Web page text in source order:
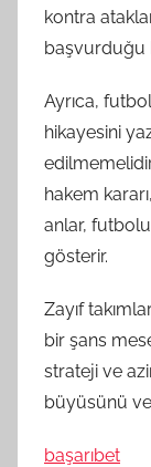
kontra
başvurduğu
Ayrıca,
hikayesini
hakem
anlar,
gösterir.
Zayıf
bir şans
strateji ve
büyüsünü ve
başarıbet